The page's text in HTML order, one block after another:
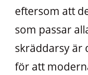
eftersom att
som passar
skräddarsy är
för att